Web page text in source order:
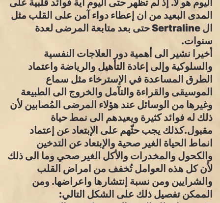
المدى البعيد من ان إعطاء دواء آمن على القلب مثل
ال Sertraline حتى بعد متابعة المرضى لعدة
سنوات.
أخيرا نشير الى أهمية دور العلاجات النفسية
والسلوكية وإلى إعادة التأهيل والرياضة واعتماد
الطرق المساعدة في الإسترخاء مثل سماع
الموسيقى والقراءة والتآمل والخروج الى الطبيعة
وغيرها من الوسائل عند هؤلاء المرضى المُصابين لأن
ذلك له فوائد كثيرة ويعيدهم الى نمط حياة
مقبول.كذلك يجب حثّهم على الإبتعاد عن إعتماد
انماط الحياة الغير صحية والإبتعاد عن التدخين
والكحول والمخدرات والأكل الغير صحي وما الى ذلك
لأن كل هذه العوامل تُخفف من امراض القلب
والشرايين ومن نسبة إنتشارها واعراضها. ومن
الممكن تفصيل ذلك على الشكل التالي: